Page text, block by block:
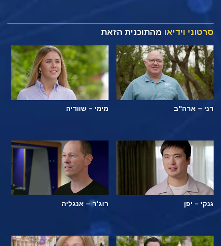
סרטוני וידיאו מהתוכנית הזאת
דני – ארה"ב מימי – שוודיה
גנקי – יפן רוג'ר – אנגליה